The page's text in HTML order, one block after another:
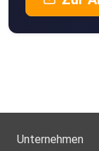
Unternehmen